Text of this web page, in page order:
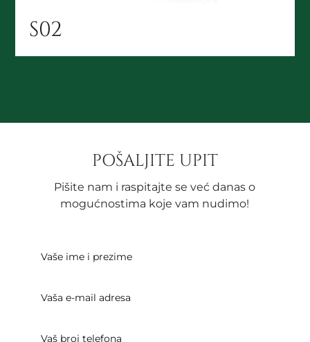
S02
POŠALJITE UPIT
Pišite nam i raspitajte se već danas o
mogućnostima koje vam nudimo!